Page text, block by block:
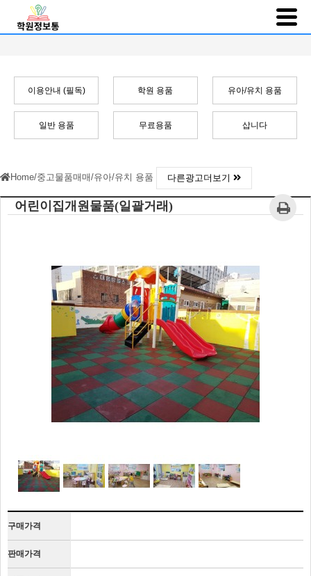
이용안내 (필독) 학원 용품 유아/유치 용품
일반 용품 무료용품 삽니다
Home/중고물품매매/유아/유치 용품 다른광고더보기
어린이집개원물품(일괄거래)
구매가격
판매가격